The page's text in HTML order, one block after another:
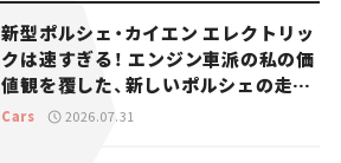
新型ポルシェ・カイエン エレクトリッ
クは速すぎる！ エンジン車派の私の価
値観を覆した、新しいポルシェの走
り。
Cars 2026.07.31